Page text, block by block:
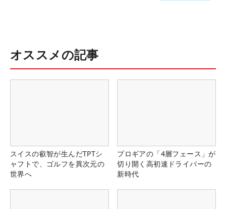
オススメの記事
スイスの叡智が生んだTPTシ
ャフトで、ゴルフを異次元の
世界へ
プロギアの「4層フェース」が
切り開く高初速ドライバーの
新時代